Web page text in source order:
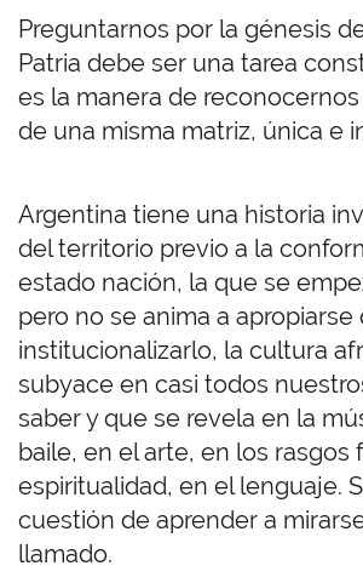
Preguntarnos por la génesis
Patria debe ser una tarea
es la manera de
de una misma matriz, única e
Argentina tiene una historia
del territorio previo a la
estado nación, la que se
pero no se anima a apropiarse
institucionalizarlo, la cultura
subyace en casi todos
saber y que se revela en la
baile, en el arte, en los rasgos
espiritualidad, en el lenguaje.
cuestión de aprender a
llamado.